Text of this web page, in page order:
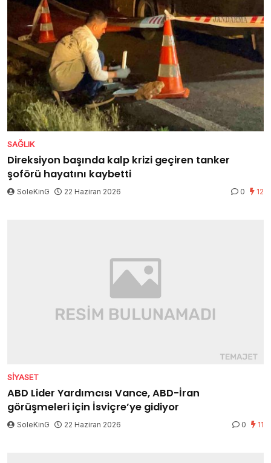
SAĞLIK
Direksiyon başında kalp krizi geçiren tanker
şoförü hayatını kaybetti
SoleKinG 22 Haziran 2026 0 12
SIYASET
ABD Lider Yardımcısı Vance, ABD-İran
görüşmeleri için İsviçre’ye gidiyor
SoleKinG 22 Haziran 2026 0 11